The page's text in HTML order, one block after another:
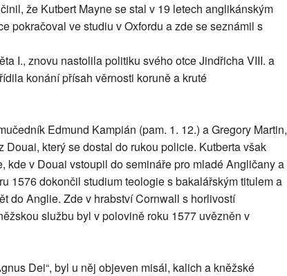
že Kutbert Mayne se stal v 19 letech anglikánským
pokračoval ve studiu v Oxfordu a zde se seznámil s
I., znovu nastolila politiku svého otce Jindřicha VIII. a
konání přísah věrnosti koruně a kruté
Edmund Kampián (pam. 1. 12.) a Gregory Martin,
který se dostal do rukou policie. Kutberta však
kde v Douai vstoupil do semináře pro mladé Angličany a
1576 dokončil studium teologie s bakalářským titulem a
do Anglie. Zde v hrabství Cornwall s horlivostí
službu byl v polovině roku 1577 uvězněn v
Dei“, byl u něj objeven misál, kalich a kněžské